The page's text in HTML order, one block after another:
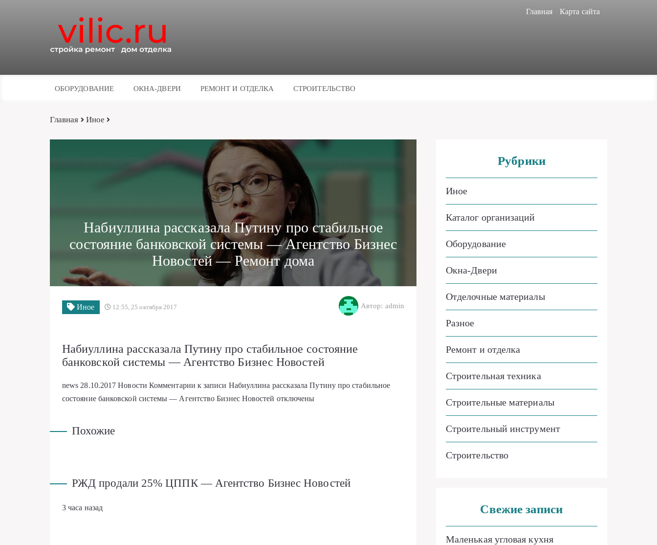
Главная Карта сайта
ОБОРУДОВАНИЕ ОКНА-ДВЕРИ РЕМОНТ И ОТДЕЛКА СТРОИТЕЛЬСТВО
Главная Иное
Набиуллина рассказала Путину про стабильное
состояние банковской системы — Агентство Бизнес
Новостей — Ремонт дома
Иное 12:55, 25 октября 2017 Автор: admin
Набиуллина рассказала Путину про стабильное состояние
банковской системы — Агентство Бизнес Новостей
news 28.10.2017 Новости Комментарии к записи Набиуллина рассказала Путину про стабильное
состояние банковской системы — Агентство Бизнес Новостей отключены
Похожие
РЖД продали 25% ЦППК — Агентство Бизнес Новостей
3 часа назад
Рубрики
Иное
Каталог организаций
Оборудование
Окна-Двери
Отделочные материалы
Разное
Ремонт и отделка
Строительная техника
Строительные материалы
Строительный инструмент
Строительство
Свежие записи
Маленькая угловая кухня